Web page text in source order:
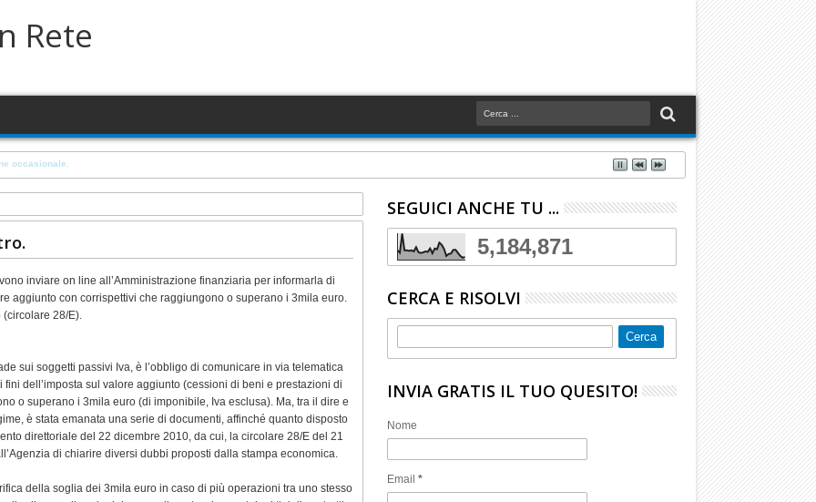
Rete
terreno in concessione comunale
inviare on line all’Amministrazione finanziaria per informarla di
aggiunto con corrispettivi che raggiungono o superano i 3mila euro.
(circolare 28/E).
sui soggetti passivi Iva, è l’obbligo di comunicare in via telematica
dell’imposta sul valore aggiunto (cessioni di beni e prestazioni di
o superano i 3mila euro (di imponibile, Iva esclusa). Ma, tra il dire e
è stata emanata una serie di documenti, affinché quanto disposto
direttoriale del 22 dicembre 2010, da cui, la circolare 28/E del 21
di chiarire diversi dubbi proposti dalla stampa economica.
della soglia dei 3mila euro in caso di più operazioni tra uno stesso
SEGUICI ANCHE TU ...
5,184,871
CERCA E RISOLVI
INVIA GRATIS IL TUO QUESITO!
Nome
Email *